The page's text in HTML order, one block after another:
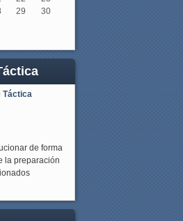
29
30
de forma
la preparación